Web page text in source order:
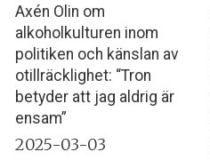
Axén Olin om
alkoholkulturen inom
politiken och känslan av
otillräcklighet: “Tron
betyder att jag aldrig är
ensam”
2025-03-03